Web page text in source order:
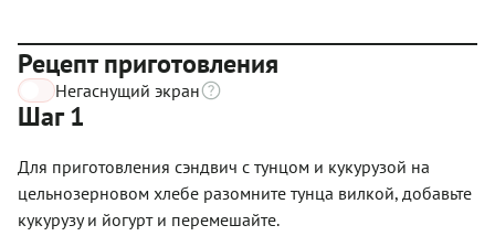
Рецепт приготовления
Негаснущий экран
Шаг 1
Для приготовления сэндвич с тунцом и кукурузой на
цельнозерновом хлебе разомните тунца вилкой, добавьте
кукурузу и йогурт и перемешайте.